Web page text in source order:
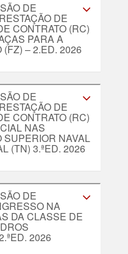
DE
DE
CONTRATO (RC)
PARA A
– 2.ED. 2026
DE
DE
CONTRATO (RC)
NAS
NAVAL
(TN) 3.ªED. 2026
DE
NA
DA CLASSE DE
2026